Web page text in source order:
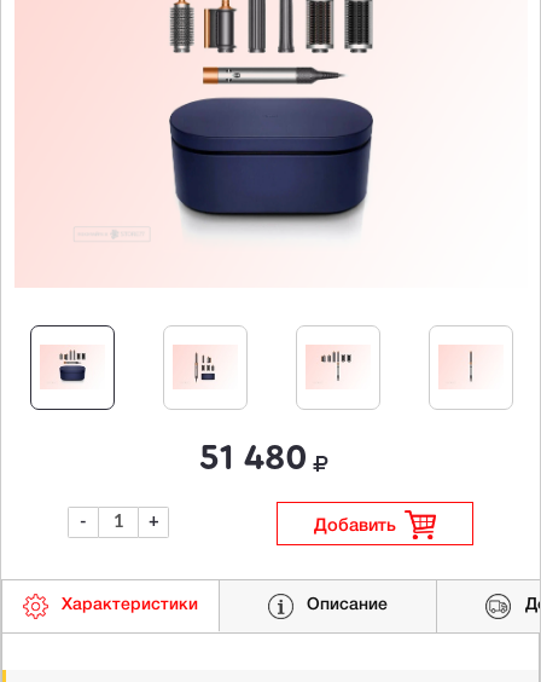
51 480
- + Добавить
Характеристики Описание